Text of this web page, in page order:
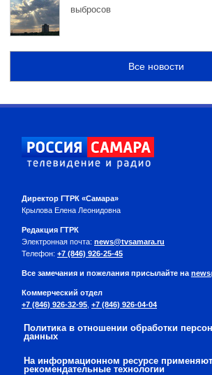
выбросов
Все новости
Директор ГТРК «Самара»
Крылова Елена Леонидовна
Редакция ГТРК
Электронная почта: news@tvsamara.ru
Телефон: +7 (846) 926-25-45
Все замечания и пожелания присылайте на
Коммерческий отдел
+7 (846) 926-32-95 +7 (846) 926-04-04
Политика в отношении обработки
данных
На информационном ресурсе
рекомендательные технологии